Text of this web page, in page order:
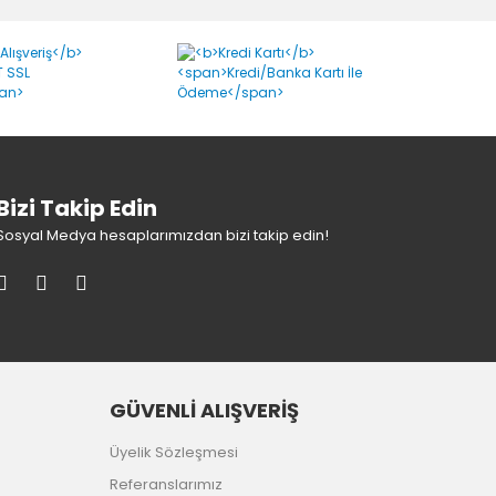
Takip Edin
Medya hesaplarımızdan bizi takip edin!
GÜVENLİ ALIŞVERİŞ
Üyelik Sözleşmesi
Referanslarımız